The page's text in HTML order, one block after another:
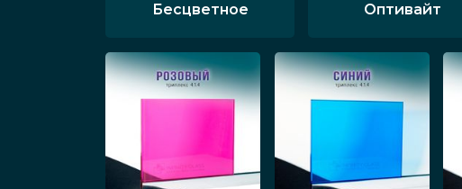
Бесцветное Оптивайт